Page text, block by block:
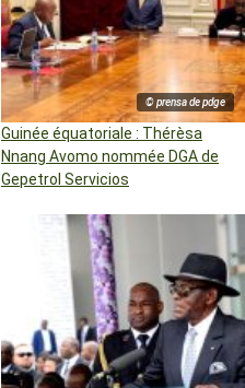
© prensa de pdge
Guinée équatoriale : Thérèsa
Nnang Avomo nommée DGA de
Gepetrol Servicios